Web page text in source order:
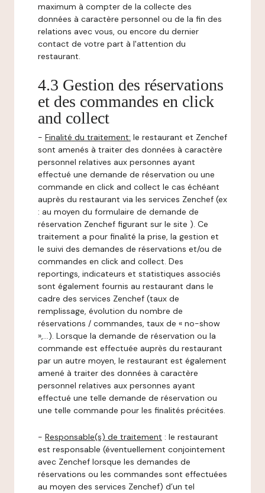
maximum à compter de la collecte des
données à caractère personnel ou de la fin des
relations avec vous, ou encore du dernier
contact de votre part à l'attention du
restaurant.
4.3 Gestion des réservations
et des commandes en click
and collect
- Finalité du traitement: le restaurant et Zenchef
sont amenés à traiter des données à caractère
personnel relatives aux personnes ayant
effectué une demande de réservation ou une
commande en click and collect le cas échéant
auprès du restaurant via les services Zenchef (ex
: au moyen du formulaire de demande de
réservation Zenchef figurant sur le site ). Ce
traitement a pour finalité la prise, la gestion et
le suivi des demandes de réservations et/ou de
commandes en click and collect. Des
reportings, indicateurs et statistiques associés
sont également fournis au restaurant dans le
cadre des services Zenchef (taux de
remplissage, évolution du nombre de
réservations / commandes, taux de « no-show
»,…). Lorsque la demande de réservation ou la
commande est effectuée auprès du restaurant
par un autre moyen, le restaurant est également
amené à traiter des données à caractère
personnel relatives aux personnes ayant
effectué une telle demande de réservation ou
une telle commande pour les finalités précitées.
- Responsable(s) de traitement : le restaurant
est responsable (éventuellement conjointement
avec Zenchef lorsque les demandes de
réservations ou les commandes sont effectuées
au moyen des services Zenchef) d’un tel